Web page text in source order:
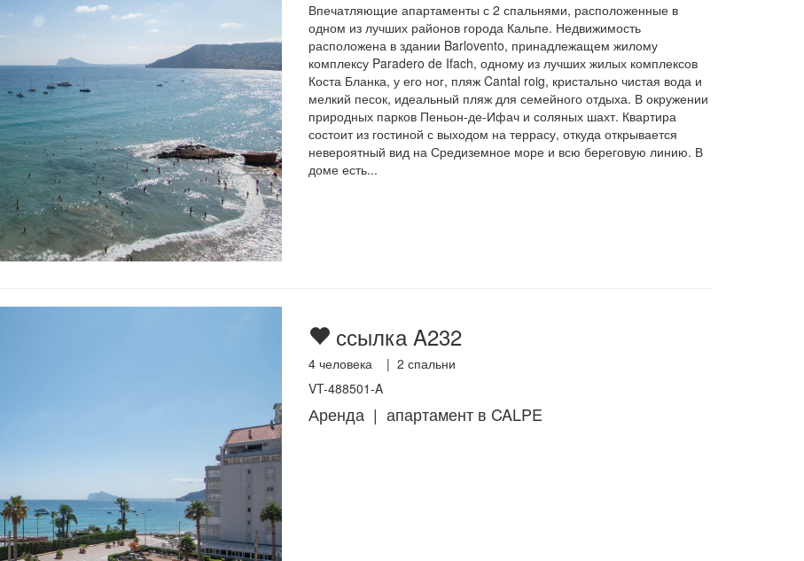
Впечатляющие апартаменты с 2 спальнями, расположенные в
одном из лучших районов города Кальпе. Недвижимость
расположена в здании Barlovento, принадлежащем жилому
комплексу Paradero de Ifach, одному из лучших жилых комплексов
Коста Бланка, у его ног, пляж Cantal roig, кристально чистая вода и
мелкий песок, идеальный пляж для семейного отдыха. В окружении
природных парков Пеньон-де-Ифач и соляных шахт. Квартира
состоит из гостиной с выходом на террасу, откуда открывается
невероятный вид на Средиземное море и всю береговую линию. В
доме есть...
ссылка A232
4человека | 2 спальни
VT-488501-A
Аренда | апартамент в CALPE